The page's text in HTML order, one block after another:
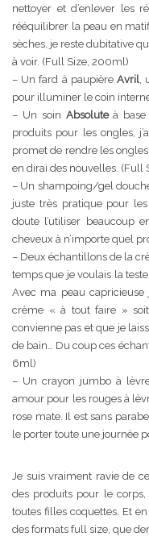
nettoyer et d’enlever les
rééquilibrer la peau en
sèches, je reste dubitative
à voir. (Full Size, 200ml)
– Un fard à paupière Avril,
pour illuminer le coin
– Un soin Absoluteà base
produits pour les ongles,
promet de rendre les
en dirai des nouvelles. (Full
– Un shampoing/gel
juste très pratique pour
doute l’utiliser beaucoup
cheveux à n’importe quel
– Deux échantillons de la
temps que je voulais la
Avec ma peau
crème « à tout faire »
convienne pas et que je
de bain… Du coup ces
6ml)
– Un crayon jumbo à
amour pour les rouges à
rose mate. Il est sans
le porter toute une journée
Je suis vraiment ravie de
des produits pour le
toutes filles coquettes. Et
des formats full size, que